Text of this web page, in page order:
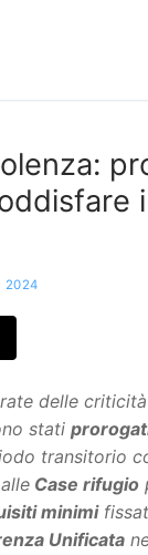
2024
delle
stati
transitorio
Case rifugio
minimi
Unificata